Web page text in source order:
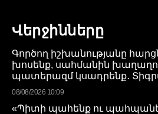
Վերջինները
Գործող իշխանությանը
խոսենք, սահմանին
պատերազմ կսադրենք․
08/08/2026 10:09
«Պիտի պահենք ու